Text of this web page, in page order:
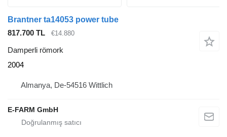
Brantner ta14053 power tube
817.700 TL
€14.880
Damperli römork
2004
Almanya, De-54516 Wittlich
E-FARM GmbH